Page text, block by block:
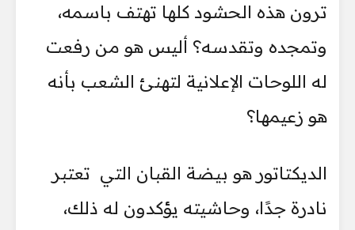
ترون هذه الحشود كلها تهتف باسمه،
وتمجده وتقدسه؟ أليس هو من رفعت
له اللوحات الإعلانية لتهنئ الشعب بأنه
هو زعيمها؟
الديكتاتور هو بيضة القبان التي تعتبر
نادرة جدًا، وحاشيته يؤكدون له ذلك،